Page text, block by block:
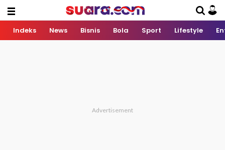
Indeks News Bisnis Bola Sport Lifestyle